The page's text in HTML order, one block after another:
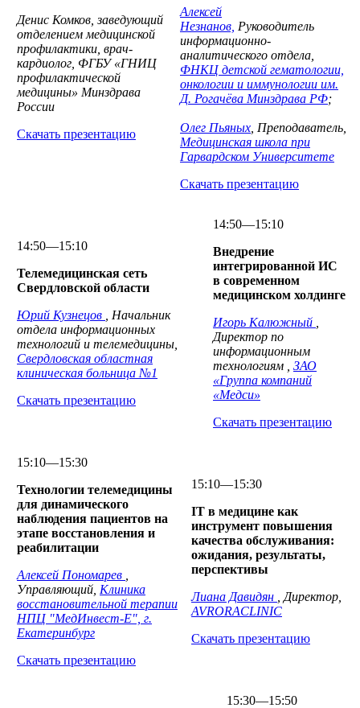
Денис Комков, заведующий
отделением медицинской
профилактики, врач-
кардиолог, ФГБУ «ГНИЦ
профилактической
медицины» Минздрава
России
Скачать презентацию
Алексей
Незнанов, Руководитель
информационно-
аналитического отдела,
ФНКЦ детской гематологии,
онкологии и иммунологии им.
Д. Рогачёва Минздрава РФ;
Олег Пьяных , Преподаватель,
Медицинская школа при
Гарвардском Университете
Скачать презентацию
14:50—15:10
Телемедицинская сеть
Свердловской области
Юрий Кузнецов
, Начальник
отдела информационных
технологий и телемедицины,
Свердловская областная
клиническая больница №1
Скачать презентацию
14:50—15:10
Внедрение
интегрированной ИС
в современном
медицинском холдинге
Игорь Калюжный
Директор по
информационным
технологиям , ЗАО
«Группа компаний
«Медси»
Скачать презентацию
15:10—15:30
Технологии телемедицины
для динамического
наблюдения пациентов на
этапе восстановления и
реабилитации
Алексей Пономарев
Управляющий, Клиника
восстановительной терапии
НПЦ "МедИнвест-Е", г.
Екатеринбург
Скачать презентацию
15:10—15:30
IT в медицине как
инструмент повышения
качества обслуживания:
ожидания, результаты,
перспективы
Лиана Давидян
, Директор,
AVRORACLINIC
Скачать презентацию
15:30—15:50